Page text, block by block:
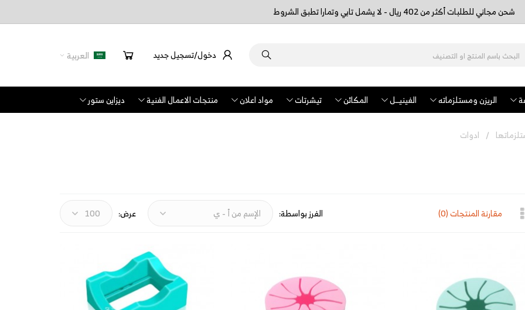
شحن مجاني للطلبات أكثر من 402 ريال - لا يشمل تابي وتمارا تطبق الشروط
دخول/تسجيل جديد العربية
الريزن ومستلزماته الفينيــل المكائن تيشرتات مواد اعلان منتجات الاعمال الفنية ديزاين ستور
ادوات
مقارنة المنتجات (0) الفرز بواسطة: عرض: